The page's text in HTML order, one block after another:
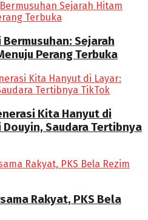
Sejarah
Perang Terbuka
Kita Hanyut di
Saudara Tertibnya
Rakyat, PKS Bela